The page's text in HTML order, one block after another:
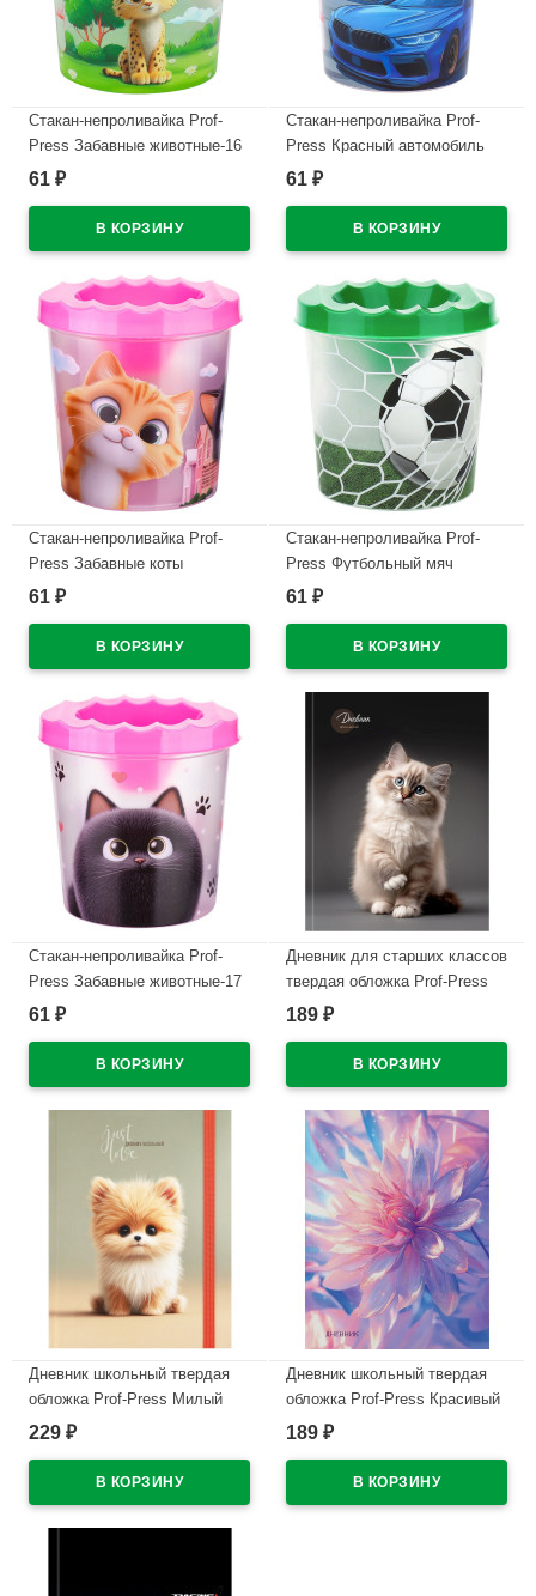
Стакан-непроливайка Prof-
Press Забавные животные-16
арт.С-0930
61 ₽
Стакан-непроливайка Prof-
Press Красный автомобиль
арт.С-0932
61 ₽
Стакан-непроливайка Prof-
Press Забавные коты
арт.С-0934
61 ₽
Стакан-непроливайка Prof-
Press Футбольный мяч
арт.С-0936
61 ₽
Стакан-непроливайка Prof-
Press Забавные животные-17
арт.С-0930
61 ₽
Дневник для старших классов
твердая обложка Prof-Press
Милый котик-5 выборочный
189 ₽
Дневник школьный твердая
обложка Prof-Press Милый
песик-1 софт-тач с цветной
229 ₽
Дневник школьный твердая
обложка Prof-Press Красивый
цветок-1 глянцевая
189 ₽